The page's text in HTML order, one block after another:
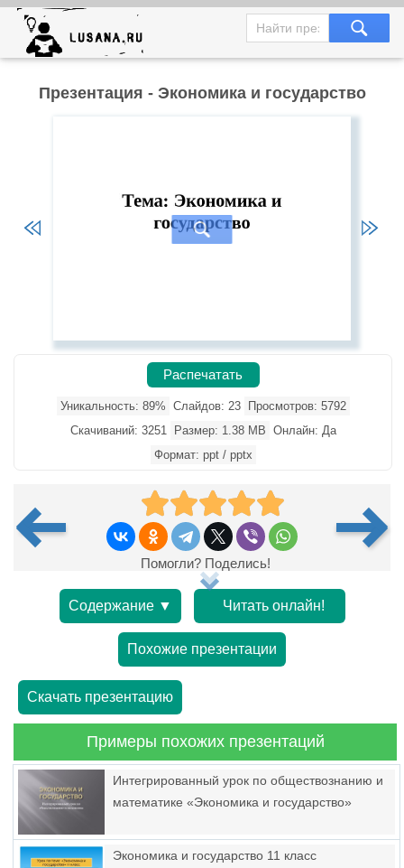
Презентация - Экономика и государство
Распечатать
Уникальность: 89% Слайдов: 23
Просмотров: 5792
Скачиваний: 3251
Размер: 1.38 MB Онлайн: Да
Формат: ppt / pptx
Помогли? Поделись!
Содержание ▼ Читать онлайн!
Похожие презентации
Скачать презентацию
Примеры похожих презентаций
Интегрированный урок по обществознанию и
математике «Экономика и государство»
Экономика и государство 11 класс